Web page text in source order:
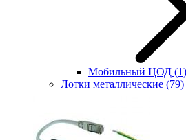
Мобильный ЦОД (1)
Лотки металлические (79)